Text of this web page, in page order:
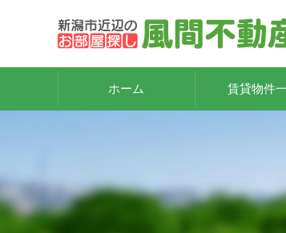
ホーム 賃貸物件